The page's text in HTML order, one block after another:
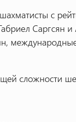
с
Саргсян
сложности